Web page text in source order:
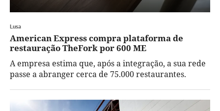
Lusa
American Express compra plataforma de
restauração TheFork por 600 ME
A empresa estima que, após a integração, a sua rede
passe a abranger cerca de 75.000 restaurantes.